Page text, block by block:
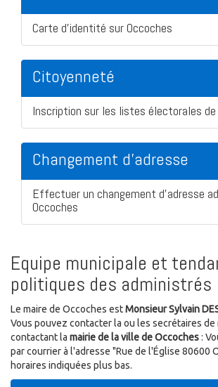
Carte d'identité sur Occoches
Citoyenneté
Inscription sur les listes électorales de
Changement d'adresse
Effectuer un changement d'adresse
Occoches
Equipe municipale et
politiques des administrés
Le maire de Occoches estMonsieur Sylvain
Vous pouvez contacter la ou les secrétaires de
contactant la mairie de la ville de Occoches:
par courrier à l'adresse "Rue de l'Église 80600
horaires indiquées plus bas.